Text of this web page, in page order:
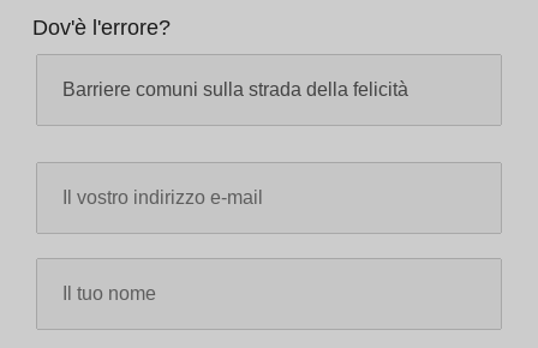
Dov'è l'errore?